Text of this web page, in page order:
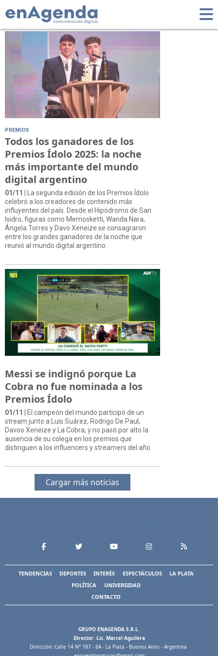
Tag: Premios Ídolo
PREMIOS
Todos los ganadores de los
Premios Ídolo 2025: la noche
más importante del mundo
digital argentino
01/11
| La segunda edición de los Premios Ídolo
celebró a los creadores de contenido más
influyentes del país. Desde el Hipódromo de San
Isidro, figuras como Mernosketti, Wanda Nara,
Ángela Torres y Davo Xeneize se consagraron
entre los grandes ganadores de la noche que
reunió al mundo digital argentino.
Messi se indignó porque La
Cobra no fue nominada a los
Premios Ídolo
01/11
| El campeón del mundo participó de un
stream junto a Luis Suárez, Rodrigo De Paul,
Davoo Xeneize y La Cobra, y no pasó por alto la
ausencia de su colega en los premios que
distinguen a los influencers y streamers del año.
Cargar más noticias
TENDENCIAS DEPORTES INTERÉS ESPECTÁCULOS
LA PLATA
POLÍTICA
UNIVERSIDAD
CONTACTO
GRUPO ENAGENDA S.R.L
Director: Lic. Marcel Aguilera
Dirección: Calle 14 N° 787 - 8A - La Plata - Buenos Aires - Argentina